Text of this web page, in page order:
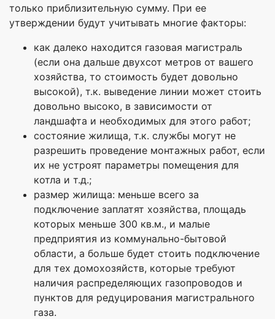
только приблизительную сумму. При ее
утверждении будут учитывать многие факторы:
как далеко находится газовая магистраль
(если она дальше двухсот метров от вашего
хозяйства, то стоимость будет довольно
высокой), т.к. выведение линии может стоить
довольно высоко, в зависимости от
ландшафта и необходимых для этого работ;
состояние жилища, т.к. службы могут не
разрешить проведение монтажных работ, если
их не устроят параметры помещения для
котла и т.д.;
размер жилища: меньше всего за
подключение заплатят хозяйства, площадь
которых меньше 300 кв.м., и малые
предприятия из коммунально-бытовой
области, а больше будет стоить подключение
для тех домохозяйств, которые требуют
наличия распределяющих газопроводов и
пунктов для редуцирования магистрального
газа.